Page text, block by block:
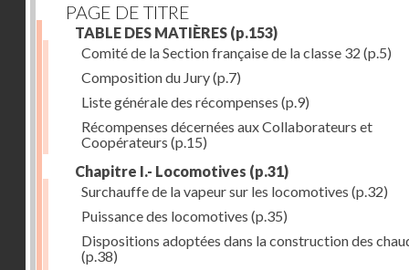
PAGE DE TITRE
TABLE DES MATIÈRES (p.153)
Comité de la Section française de la classe 32 (p.5)
Composition du Jury(p.7)
Liste générale des récompenses (p.9)
Récompenses décernées aux Collaborateurs et
Coopérateurs (p.15)
Chapitre I.- Locomotives (p.31)
Surchauffe de la vapeur sur les locomotives (p.32)
Puissance des locomotives (p.35)
Dispositions adoptées dans la construction des
(p.38)